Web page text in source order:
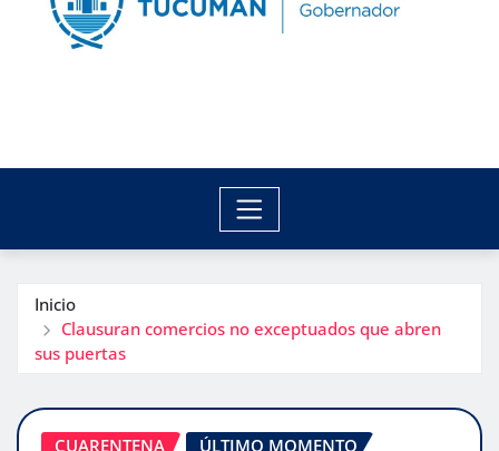
Inicio
Clausuran comercios no exceptuados que abren
sus puertas
CUARENTENA ÚLTIMO MOMENTO